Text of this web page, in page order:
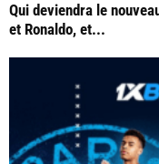
Qui deviendra le
et Ronaldo, et...